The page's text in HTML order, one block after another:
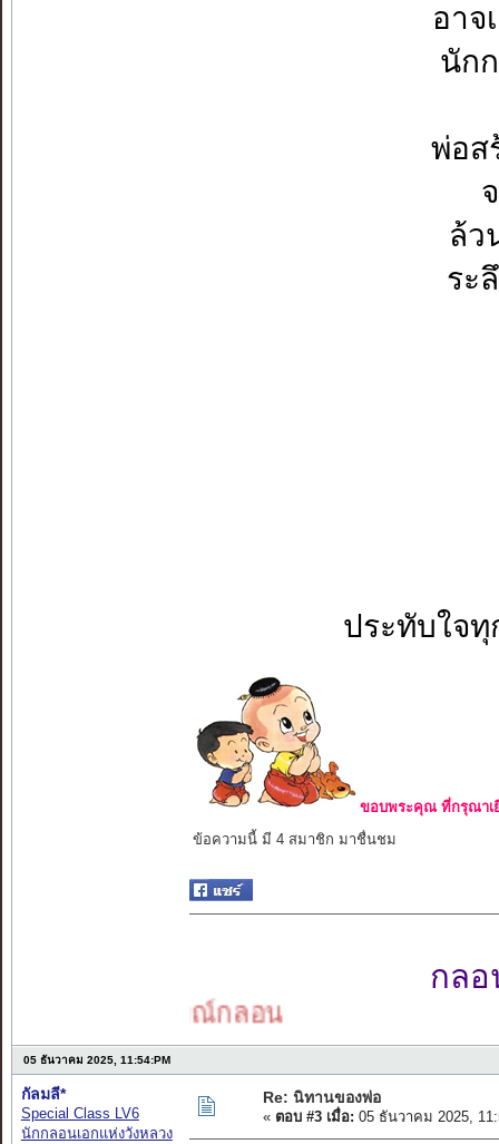
อาจ
นัก
พ่อส
ล้ว
ระ
ประทับใจ
ขอบพระคุณ ที่กรุณาเ
ข้อความนี้ มี 4 สมาชิก มาชื่นชม
กลอ
อารมณ์กลอน
05 ธันวาคม 2025, 11:54:PM
กัลมลี*
Special Class LV6
นักกลอนเอกแห่งวังหลวง
Re: นิทานของพ่อ
« ตอบ #3 เมื่อ: 05 ธันวาคม 2025,